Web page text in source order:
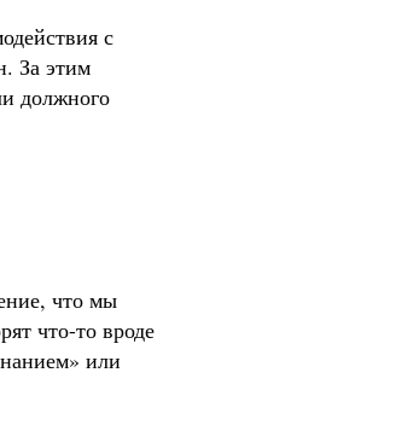
с
За этим
должного
что мы
что-то вроде
или